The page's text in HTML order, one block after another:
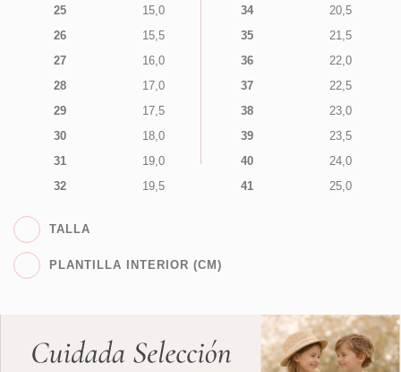
25
15,0
26
15,5
27
16,0
28
17,0
29
17,5
30
18,0
31
19,0
32
19,5
34
20,5
35
21,5
36
22,0
37
22,5
38
23,0
39
23,5
40
24,0
41
25,0
TALLA
PLANTILLA INTERIOR (CM)